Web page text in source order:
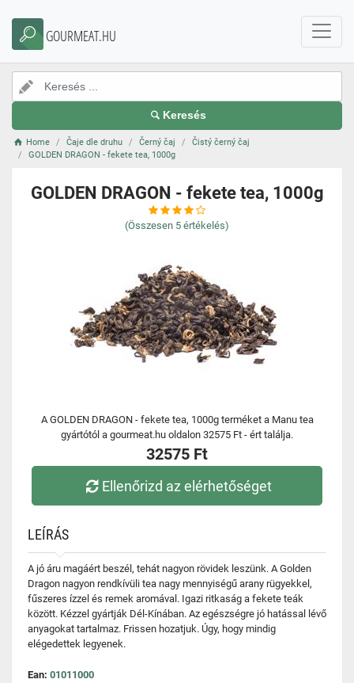
GOURMEAT.HU
Keresés
Home Čaje dle druhu Černý čaj
Čistý černý čaj
GOLDEN DRAGON - fekete tea, 1000g
GOLDEN DRAGON - fekete tea, 1000g
(Összesen 5 értékelés)
A GOLDEN DRAGON - fekete tea, 1000g terméket a Manu tea
gyártótól a gourmeat.hu oldalon 32575 Ft - ért találja.
32575 Ft
Ellenőrizd az elérhetőséget
LEÍRÁS
A jó áru magáért beszél, tehát nagyon rövidek leszünk. A Golden
Dragon nagyon rendkívüli tea nagy mennyiségű arany rügyekkel,
fűszeres ízzel és remek aromával. Igazi ritkaság a fekete teák
között. Kézzel gyártják Dél-Kínában. Az egészségre jó hatással lévő
anyagokat tartalmaz. Frissen hozatjuk. Úgy, hogy mindig
elégedettek legyenek.
Ean: 01011000